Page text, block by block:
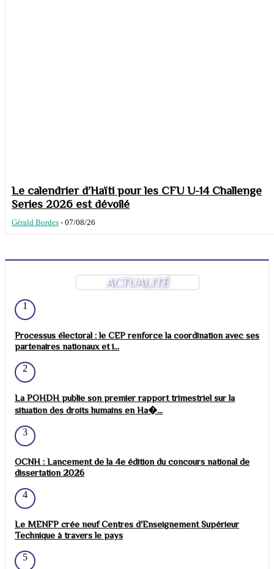
Le calendrier d’Haïti pour les CFU U-14 Challenge
Series 2026 est dévoilé
Gérald Bordes - 07/08/26
ACTUALITÉ
1
Processus électoral : le CEP renforce la coordination avec ses
partenaires nationaux et i...
2
La POHDH publie son premier rapport trimestriel sur la
situation des droits humains en Ha�...
3
OCNH : Lancement de la 4e édition du concours national de
dissertation 2026
4
Le MENFP crée neuf Centres d'Enseignement Supérieur
Technique à travers le pays
5